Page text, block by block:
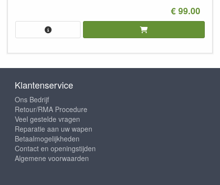
€ 99.00
Klantenservice
Ons Bedrijf
Retour/RMA Procedure
Veel gestelde vragen
Reparatie aan uw wapen
Betaalmogelijkheden
Contact en openingstijden
Algemene voorwaarden